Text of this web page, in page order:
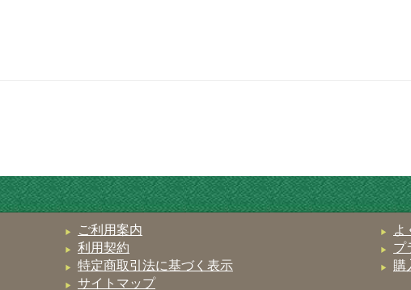
ご利用案内
よ
利用契約
プ
特定商取引法に基づく表示
購
サイトマップ